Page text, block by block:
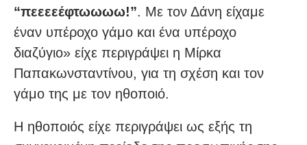
“πεεεεέφτωωωω!”. Με τον Δάνη είχαμε
έναν υπέροχο γάμο και ένα υπέροχο
διαζύγιο» είχε περιγράψει η Μίρκα
Παπακωνσταντίνου, για τη σχέση και τον
γάμο της με τον ηθοποιό.
Η ηθοποιός είχε περιγράψει ως εξής τη